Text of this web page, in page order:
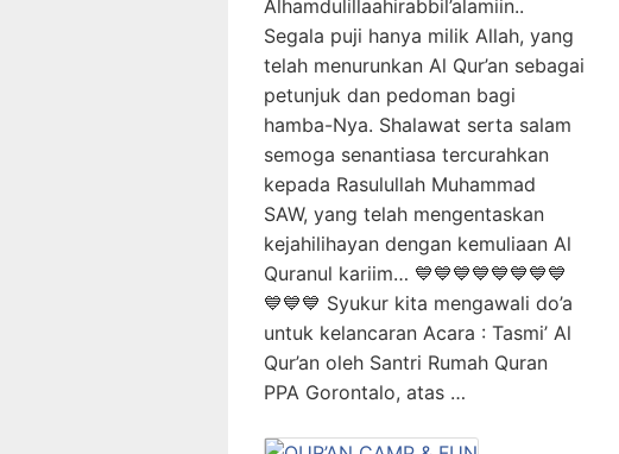
Alhamdulillaahirabbil’alamiin..
Segala puji hanya milik Allah, yang
telah menurunkan Al Qur’an sebagai
petunjuk dan pedoman bagi
hamba-Nya. Shalawat serta salam
semoga senantiasa tercurahkan
kepada Rasulullah Muhammad
SAW, yang telah mengentaskan
kejahilihayan dengan kemuliaan Al
Quranul kariim… 💙💙💙💙💙💙💙💙
💙💙💙 Syukur kita mengawali do’a
untuk kelancaran Acara : Tasmi’ Al
Qur’an oleh Santri Rumah Quran
PPA Gorontalo, atas …